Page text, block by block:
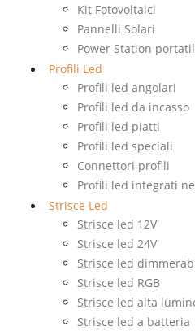
Kit Fotovoltaici
Pannelli Solari
Power Station
Profili Led
Profili led angolari
Profili led da incasso
Profili led piatti
Profili led speciali
Connettori profili
Profili led integrati
Strisce Led
Strisce led 12V
Strisce led 24V
Strisce led
Strisce led RGB
Strisce led alta
Strisce led a batteria